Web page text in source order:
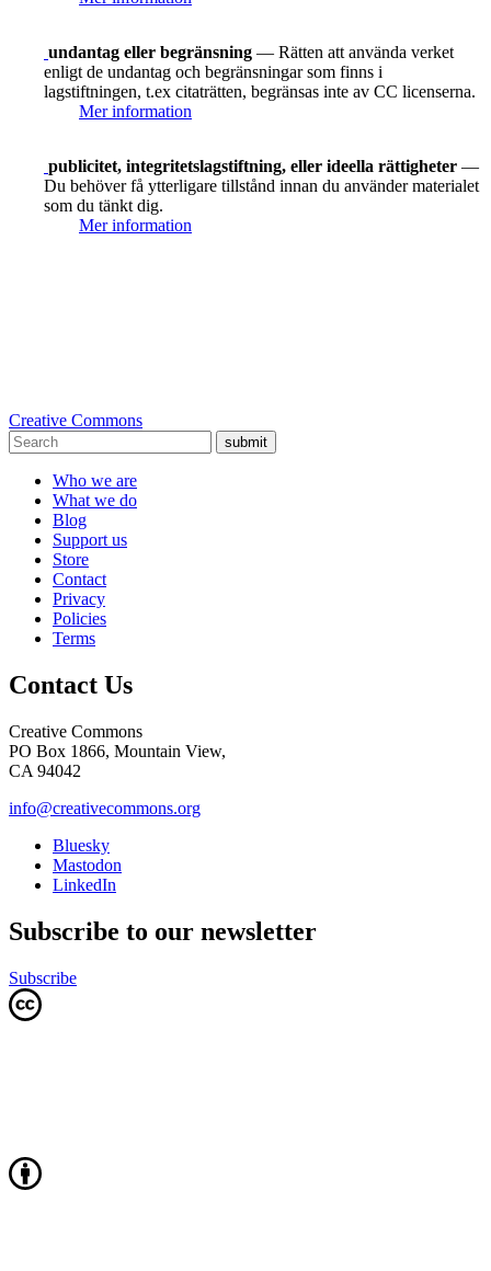
undantag eller begränsning — Rätten att använda verket
enligt de undantag och begränsningar som finns i
lagstiftningen, t.ex citaträtten, begränsas inte av CC licenserna.
Mer information
publicitet, integritetslagstiftning, eller ideella rättigheter —
Du behöver få ytterligare tillstånd innan du använder materialet
som du tänkt dig.
Mer information
Creative Commons
submit
Who we are
What we do
Blog
Support us
Store
Contact
Privacy
Policies
Terms
Contact Us
Creative Commons
PO Box 1866, Mountain View,
CA 94042
info@creativecommons.org
Bluesky
Mastodon
LinkedIn
Subscribe to our newsletter
Subscribe